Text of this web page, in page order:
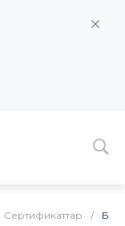
Сертификаттар /